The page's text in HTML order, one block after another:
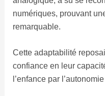
numériques, prouvant
remarquable.
Cette adaptabilité
confiance en leur
l’enfance par